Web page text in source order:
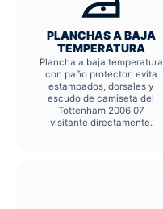
PLANCHAS A BAJA
TEMPERATURA
Plancha a baja temperatura
con paño protector; evita
estampados, dorsales y
escudo de camiseta del
Tottenham 2006 07
visitante directamente.